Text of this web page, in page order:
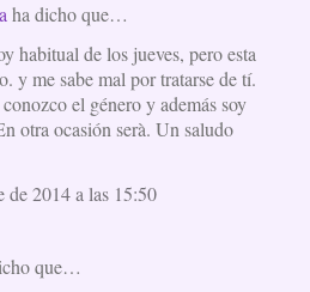
ha dicho que…
habitual de los jueves, pero esta
y me sabe mal por tratarse de tí.
el género y además soy
otra ocasión serà. Un saludo
de 2014 a las 15:50
que…